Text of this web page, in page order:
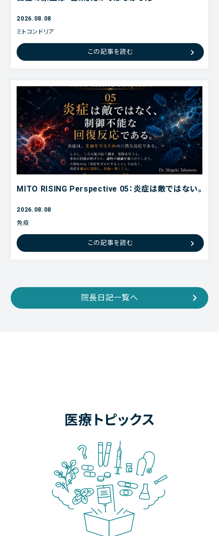
2026.08.08
ミトコンドリア
ATP
ネットワーク
この記事を読む
MITO RISING Perspective 05：炎症は敵ではない。
2026.08.08
免疫
炎症老化
慢性炎症
MITO RISING
この記事を読む
院長日記一覧へ
医療トピックス